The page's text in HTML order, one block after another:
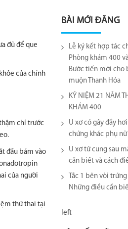
đủ để que
của chính
chí trước
đầu bám vào
của người
thử thai tại
BÀI MỚI ĐĂNG
Lễ ký kết hợp tác
Phòng khám 400
Bước tiến mới cho
muộn Thanh Hóa
KỶ NIỆM 21 NĂM
KHÁM 400
U xơ có gây đầy
chứng khác phụ
U xơ tử cung sau
cần biết và cách
Tắc 1 bên vòi
Những điều cần
left